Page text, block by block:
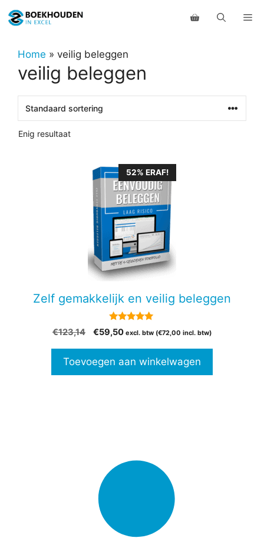
naar
inhoudHome » veilig beleggen
veilig beleggen
Enig resultaat
52% ERAF!
Zelf gemakkelijk en veilig beleggen
van 5
€123,14
Oorspronkelijke
€123,14.
€59,50Huidige
€59,50.
excl. btw (€72,00 incl. btw)
Toevoegen aan winkelwagen